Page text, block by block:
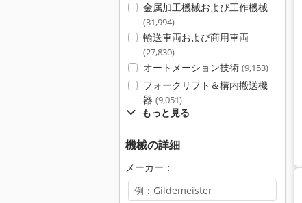
金属加工機械および工作機械
(31,994)
輸送車両および商用車両
(27,830)
オートメーション技術 (9,153)
フォークリフト＆構内搬送機
器 (9,051)
もっと見る
機械の詳細
メーカー：